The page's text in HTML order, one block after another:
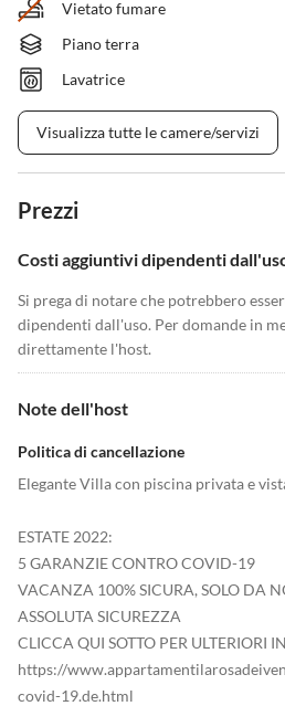
Vietato fumare
Piano terra
Lavatrice
Visualizza tutte le camere/servizi
Prezzi
Costi aggiuntivi dipendenti
Si prega di notare che potrebbero
dipendenti dall'uso. Per domande in
direttamente l'host.
Note dell'host
Politica di cancellazione
Elegante Villa con piscina privata e
ESTATE 2022:
5 GARANZIE CONTRO COVID-19
VACANZA 100% SICURA, SOLO DA
ASSOLUTA SICUREZZA
CLICCA QUI SOTTO PER ULTERIORI
https://
covid-19.de.html